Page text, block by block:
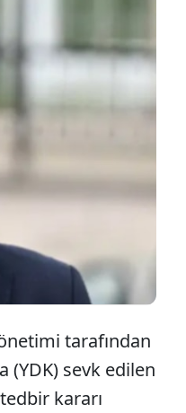
Kuruluna
hakkındaki ihraç
kaldığı yerden
ilgili ilk kez
tarafından
(YDK) sevk edilen
kararı